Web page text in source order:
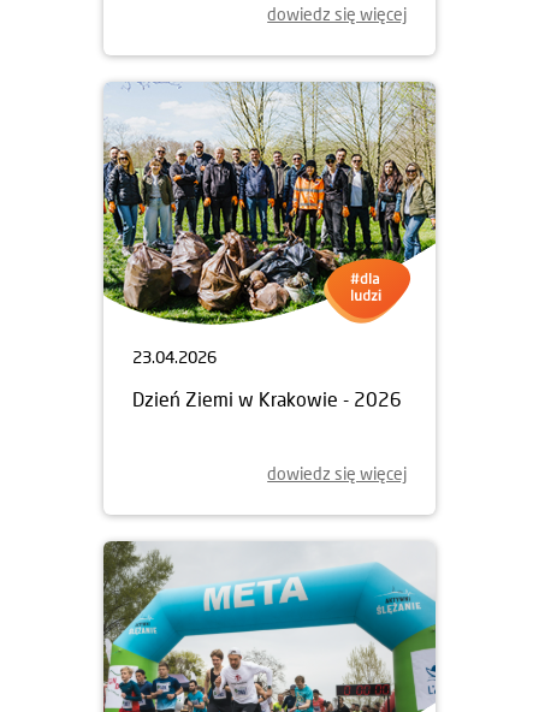
dowiedz się więcej
23.04.2026
Dzień Ziemi w Krakowie - 2026
dowiedz się więcej